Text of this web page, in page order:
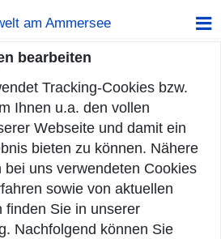
am Ammersee
bearbeiten
Tracking-Cookies bzw.
Ihnen u.a. den vollen
Webseite und damit ein
bieten zu können. Nähere
bei uns verwendeten Cookies
sowie von aktuellen
finden Sie in unserer
. Nachfolgend können Sie